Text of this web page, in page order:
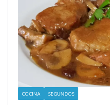
COCINA SEGUNDOS